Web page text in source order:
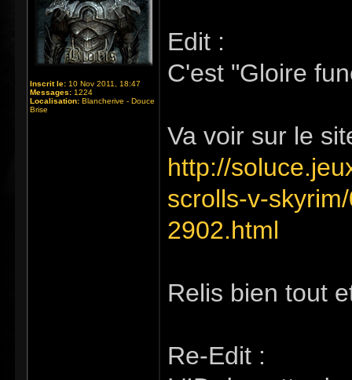
Inscrit le: 10 Nov 2011, 18:47
Messages: 1224
Localisation: Blancherive - Douce
Brise
Edit :
C'est "Gloire
Va voir sur le
http://
scrolls-v-
2902.html
Relis bien tout
Re-Edit :